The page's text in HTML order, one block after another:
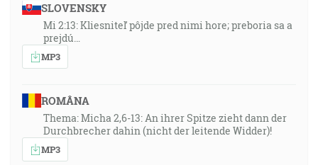
SLOVENSKY
Mi 2:13: Kliesniteľ pôjde pred nimi hore; preboria sa a
prejdú…
MP3
ROMÂNA
Thema: Micha 2,6-13: An ihrer Spitze zieht dann der
Durchbrecher dahin (nicht der leitende Widder)!
MP3